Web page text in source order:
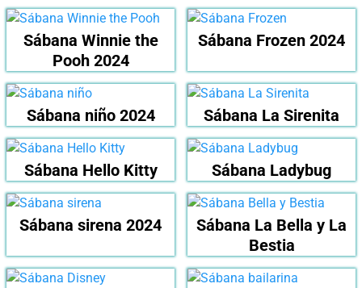
Sábana Winnie the
Pooh 2024
Sábana Frozen 2024
Sábana niño 2024 Sábana La Sirenita
Sábana Hello Kitty Sábana Ladybug
Sábana sirena 2024
Sábana La Bella y La
Bestia